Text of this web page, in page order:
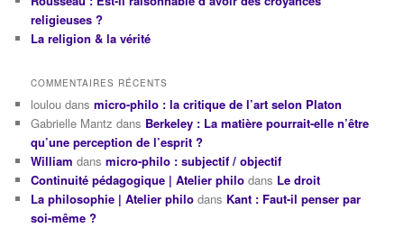
religieuses ?
La religion & la vérité
COMMENTAIRES RÉCENTS
loulou dansmicro-philo : la critique de l’art selon Platon
Gabrielle Mantz dans Berkeley : La matière pourrait-elle n’être
qu’une perception de l’esprit ?
William dansmicro-philo : subjectif / objectif
Continuité pédagogique | Atelier philo dans Le droit
La philosophie | Atelier philo dans Kant : Faut-il penser par
soi-même ?